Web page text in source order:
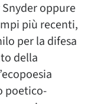
Snyder oppure
più recenti,
per la difesa
della
poetico-